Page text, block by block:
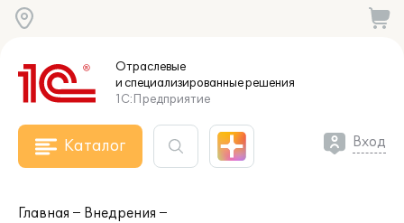
Отраслевые
и специализированныерешения
1С:Предприятие
Каталог Вход
Главная
Внедрения